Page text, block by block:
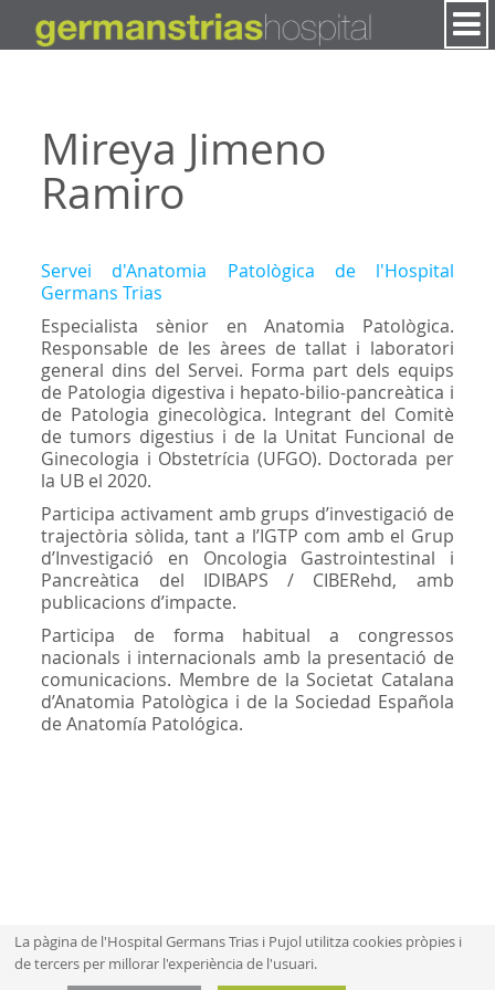
Mireya Jimeno
Ramiro
Servei d'Anatomia Patològica de l'Hospital
Germans Trias
Especialista sènior en Anatomia Patològica.
Responsable de les àrees de tallat i laboratori
general dins del Servei. Forma part dels equips
de Patologia digestiva i hepato-bilio-pancreàtica i
de Patologia ginecològica. Integrant del Comitè
de tumors digestius i de la Unitat Funcional de
Ginecologia i Obstetrícia (UFGO). Doctorada per
la UB el 2020.
Participa activament amb grups d’investigació de
trajectòria sòlida, tant a l’IGTP com amb el Grup
d’Investigació en Oncologia Gastrointestinal i
Pancreàtica del IDIBAPS / CIBERehd, amb
publicacions d’impacte.
Participa de forma habitual a congressos
nacionals i internacionals amb la presentació de
comunicacions. Membre de la Societat Catalana
d’Anatomia Patològica i de la Sociedad Española
de Anatomía Patológica.
La pàgina de l'Hospital Germans Trias i Pujol utilitza cookies pròpies i
de tercers per millorar l'experiència de l'usuari.